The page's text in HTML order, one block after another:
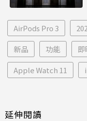
AirPods Pro 3
新品 功能
Apple Watch 11
延伸閱讀